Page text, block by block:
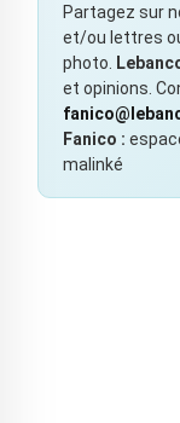
Partagez sur
et/ou lettres
photo.
et opinions.
Fanico :
malinké